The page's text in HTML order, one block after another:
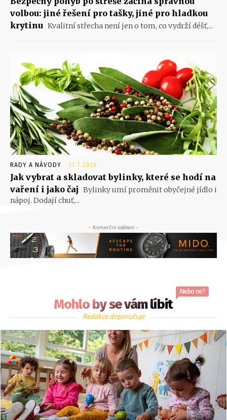
volbou: jiné řešení pro tašky, jiné pro hladkou
krytinu Kvalitní střecha není jen o tom, co vydrží déšť,...
RADY A NÁVODY 31.7.2026
Jak vybrat a skladovat bylinky, které se hodí na
vaření i jako čaj Bylinky umí proměnit obyčejné jídlo i
nápoj. Dodají chuť,...
- Komerční sdělení -
Mohlo by se vám líbit
Nebo ne?
Redakce doporučuje